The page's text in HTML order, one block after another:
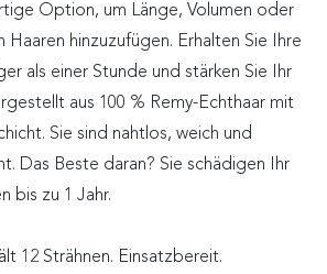
Option, um Länge, Volumen oder
Haaren hinzuzufügen. Erhalten Sie Ihre
als einer Stunde und stärken Sie Ihr
aus 100 % Remy-Echthaar mit
Sie sind nahtlos, weich und
Das Beste daran? Sie schädigen Ihr
bis zu 1 Jahr.
12 Strähnen. Einsatzbereit.